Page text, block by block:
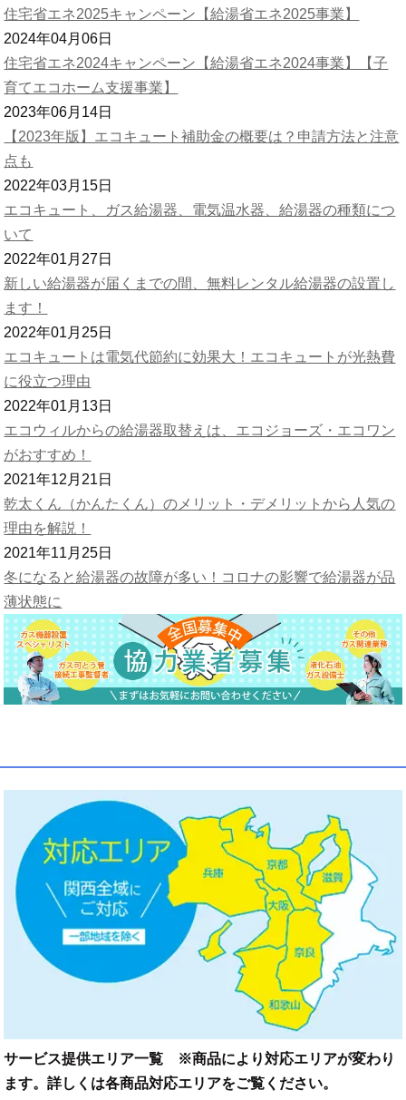
住宅省エネ2025キャンペーン【給湯省エネ2025事業】
2024年04月06日
住宅省エネ2024キャンペーン【給湯省エネ2024事業】【子
育てエコホーム支援事業】
2023年06月14日
【2023年版】エコキュート補助金の概要は？申請方法と注意
点も
2022年03月15日
エコキュート、ガス給湯器、電気温水器、給湯器の種類につ
いて
2022年01月27日
新しい給湯器が届くまでの間、無料レンタル給湯器の設置し
ます！
2022年01月25日
エコキュートは電気代節約に効果大！エコキュートが光熱費
に役立つ理由
2022年01月13日
エコウィルからの給湯器取替えは、エコジョーズ・エコワン
がおすすめ！
2021年12月21日
乾太くん（かんたくん）のメリット・デメリットから人気の
理由を解説！
2021年11月25日
冬になると給湯器の故障が多い！コロナの影響で給湯器が品
薄状態に
サービス提供エリア一覧 ※商品により対応エリアが変わり
ます。詳しくは各商品対応エリアをご覧ください。